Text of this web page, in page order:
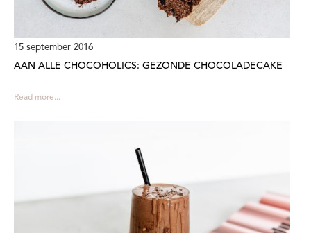
15 september 2016
AAN ALLE CHOCOHOLICS: GEZONDE CHOCOLADECAKE
Read more...